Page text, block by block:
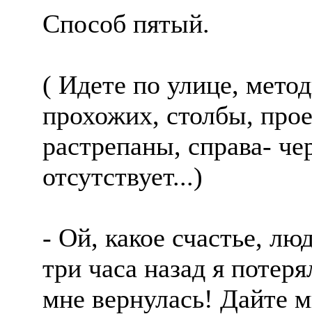
Способ пятый.
( Идете по улице,
прохожих, столбы,
растрепаны, справа-
отсутствует...)
- Ой, какое счастье,
три часа назад я
мне вернулась! Дайте